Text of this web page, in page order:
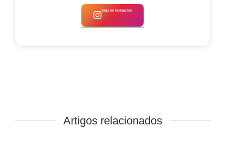
Siga no Instagram
Artigos relacionados